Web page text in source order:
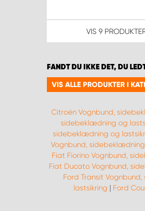
VIS 9
FANDT DU IKKE DET, DU
VIS ALLE PRODUKTER I
Citroën Vognbund,
sidebeklædning og
sidebeklædning og
Vognbund,
Fiat Fiorino Vognbund,
Fiat Ducato Vognbund,
Ford Transit
lastsikring | Ford